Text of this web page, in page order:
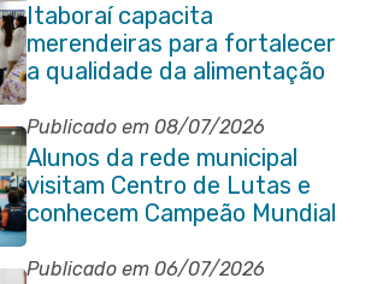
Itaboraí capacita
merendeiras para fortalecer
a qualidade da alimentação
escolar na rede municipal
Publicado em 08/07/2026
Alunos da rede municipal
visitam Centro de Lutas e
conhecem Campeão Mundial
de Taekwondo
Publicado em 06/07/2026